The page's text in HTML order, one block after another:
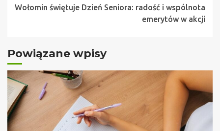
Wołomin świętuje Dzień Seniora: radość i wspólnota
emerytów w akcji
Powiązane wpisy